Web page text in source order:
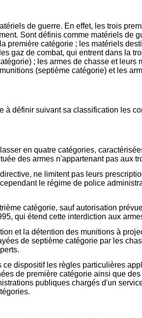
de guerre. En effet, les trois
Sont définis comme matériels de
catégorie ; les matériels
gaz de combat, qui entrent dans la
; les armes de chasse et leurs
(septième catégorie) et les
définir suivant sa classification les
en quatre catégories,
des armes n'appartenant pas aux
ne limitent pas leurs
le régime de police
catégorie, sauf autorisation
qui étend cette interdiction aux
et la détention des munitions à
de septième catégorie par les
dispositif les règles particulières
de première catégorie ainsi que
publiques chargés d'un